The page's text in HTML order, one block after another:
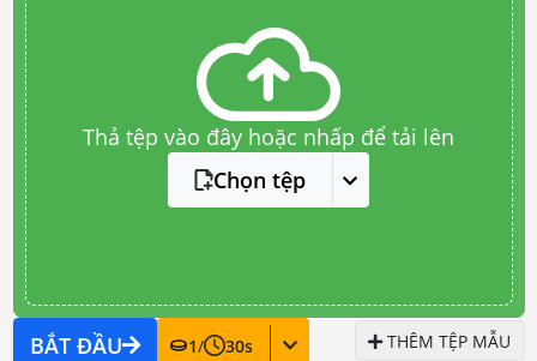
Thả tệp vào đây hoặc nhấp để tải lên
Chọn tệp
BẮT ĐẦU 1/ 30s THÊM TỆP MẪU